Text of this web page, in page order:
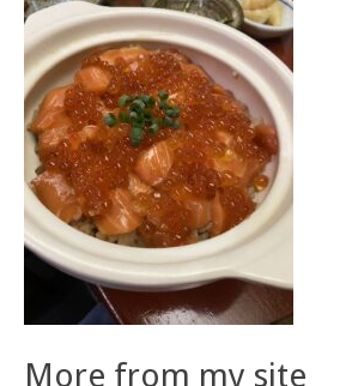
More from my site